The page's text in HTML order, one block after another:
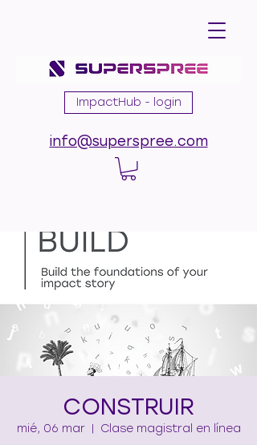
ImpactHub - login
info@superspree.com
CONSTRUIR
mié, 06 mar
  |
Clase magistral en línea